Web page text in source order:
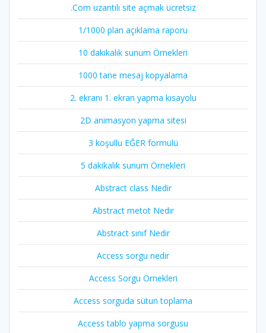
.Com uzantılı site açmak ücretsiz
1/1000 plan açıklama raporu
10 dakikalık sunum Örnekleri
1000 tane mesaj kopyalama
2. ekranı 1. ekran yapma kısayolu
2D animasyon yapma sitesi
3 koşullu EĞER formülü
5 dakikalık sunum Örnekleri
Abstract class Nedir
Abstract metot Nedir
Abstract sınıf Nedir
Access sorgu nedir
Access Sorgu Örnekleri
Access sorguda sütun toplama
Access tablo yapma sorgusu